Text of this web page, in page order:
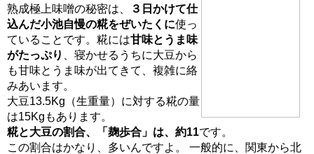
熟成極上味噌の秘密は、
３日かけて仕
込んだ小池自慢の糀をぜいたくに使っ
ていることです。糀には甘味とうま味
がたっぷり
、寝かせるうちに大豆から
も甘味とうま味が出てきて、複雑に絡
みあいます。
大豆13.5Kg（生重量）に対する糀の量
は15Kgもあります。
糀と大豆の割合、「麹歩合」は、約11です。
この割合はかなり、多いんですよ。 一般的に、関東から北